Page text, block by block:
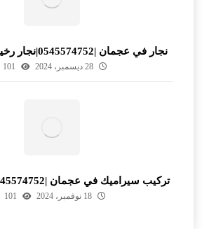
نجار في عجمان |0545574752|نجار رخيص في عجمان
28 ديسمبر، 2024 101
تركيب سيراميك في عجمان |0545574752 |تركيب بلاط
18 نوفمبر، 2024 101